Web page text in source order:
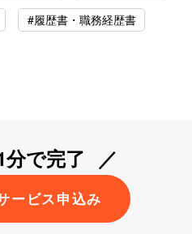
#履歴書・職務経歴書
で完了
ービス申込み